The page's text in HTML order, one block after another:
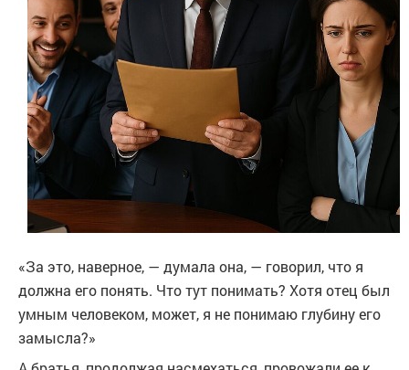
«За это, наверное, — думала она, — говорил, что я
должна его понять. Что тут понимать? Хотя отец был
умным человеком, может, я не понимаю глубину его
замысла?»